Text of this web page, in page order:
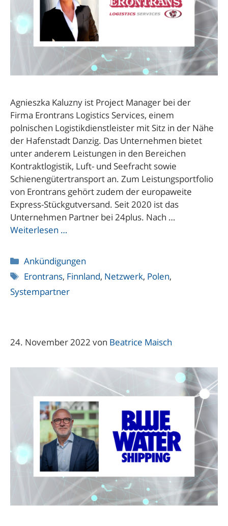
Agnieszka Kaluzny ist Project Manager bei der
Firma Erontrans Logistics Services, einem
polnischen Logistikdienstleister mit Sitz in der Nähe
der Hafenstadt Danzig. Das Unternehmen bietet
unter anderem Leistungen in den Bereichen
Kontraktlogistik, Luft- und Seefracht sowie
Schienengütertransport an. Zum Leistungsportfolio
von Erontrans gehört zudem der europaweite
Express-Stückgutversand. Seit 2020 ist das
Unternehmen Partner bei 24plus. Nach …
Weiterlesen …
Kategorien
Ankündigungen
Schlagwörter
Erontrans, Finnland, Netzwerk, Polen,
Systempartner
24. November 2022 von Beatrice Maisch